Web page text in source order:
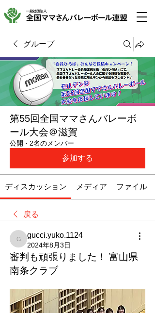
グループ
第55回全国ママさんバレーボ
ール大会＠滋賀
公開 · 2名のメンバー
参加する
ディスカッション メディア ファイル
戻る
gucci.yuko.1124
gucci.yuko.1124
2024年8月3日
審判も頑張りました！ 富山県
南条クラブ